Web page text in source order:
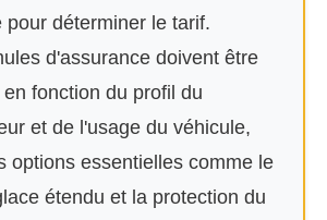
pour déterminer le tarif.
d'assurance doivent être
fonction du profil du
et de l'usage du véhicule,
options essentielles comme le
étendu et la protection du